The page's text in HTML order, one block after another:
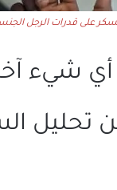
على قدرات الرجل
شيء آخر
تحليل